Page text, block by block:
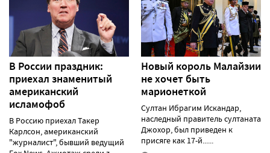
В России праздник:
приехал знаменитый
американский
исламофоб
В Россию приехал Такер
Карлсон, американский
"журналист", бывший ведущий
Новый король Малайзии
не хочет быть
марионеткой
Султан Ибрагим Искандар,
наследный правитель султаната
Джохор, был приведен к
присяге как 17-й......